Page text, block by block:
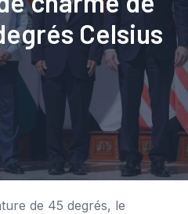
Celsius
de 45 degrés, le